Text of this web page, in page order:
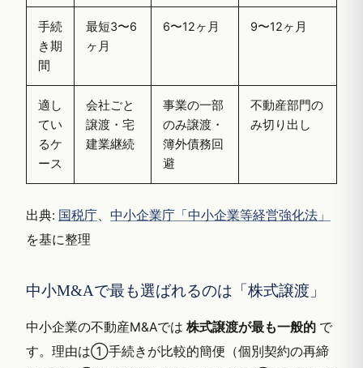
手続
き期
間
最短3〜6
ヶ月
6〜12ヶ月 9〜12ヶ月
適し
てい
るケ
ース
会社ごと
譲渡・宅
建業継続
事業の一部
のみ譲渡・
簿外債務回
避
不動産部門の
み切り出し
出典: 国税庁、 中小企業庁「中小企業等経営強化法」
を基に整理
中小M&Aで最も選ばれるのは「株式譲渡」
中小企業の不動産M&Aでは 株式譲渡が最も一般的 で
す。理由は①手続きが比較的簡便（個別契約の再締